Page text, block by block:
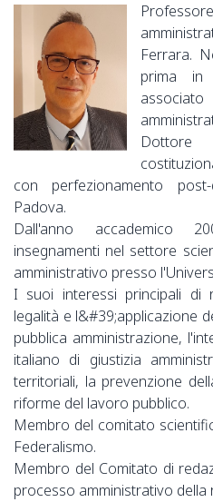
Ferrara.
prima in
con perfezionamento
Padova.
Dall'anno accademico
insegnamenti nel settore
amministrativo presso
I suoi interessi principali di
legalità e l&#39;applicazione
pubblica amministrazione,
italiano di giustizia
territoriali, la prevenzione
riforme del lavoro pubblico.
Membro del comitato
Federalismo.
Membro del Comitato di
processo amministrativo della